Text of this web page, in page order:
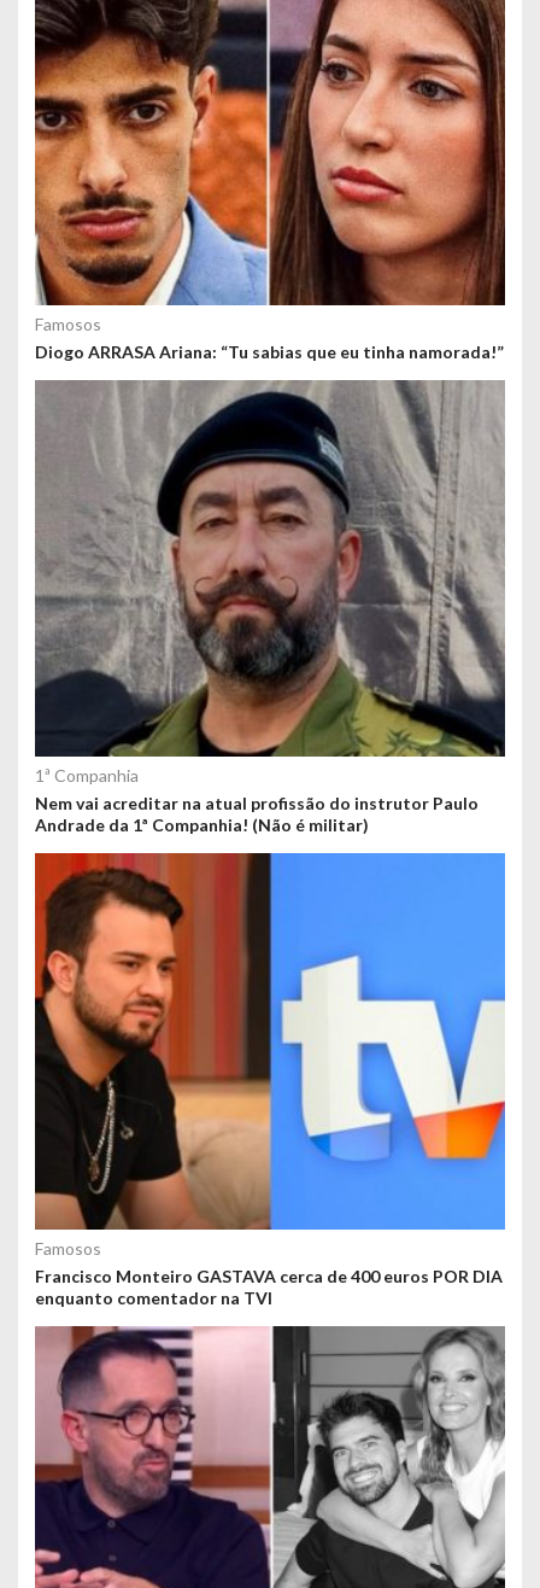
s
Famosos
Diogo ARRASA Ariana: “Tu sabias que eu tinha namorada!”
1ª Companhia
Nem vai acreditar na atual profissão do instrutor Paulo
Andrade da 1ª Companhia! (Não é militar)
Famosos
Francisco Monteiro GASTAVA cerca de 400 euros POR DIA
enquanto comentador na TVI